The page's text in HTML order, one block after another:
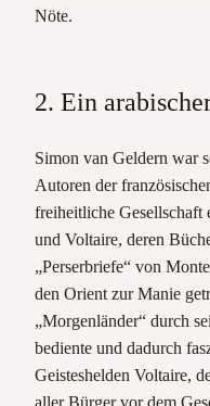
Nöte.
2. Ein
Simon van Geldern war
Autoren der
freiheitliche Gesellschaft
und Voltaire, deren
„Perserbriefe“ von
den Orient zur Manie
„Morgenländer“ durch
bediente und dadurch
Geisteshelden Voltaire,
aller Bürger vor dem